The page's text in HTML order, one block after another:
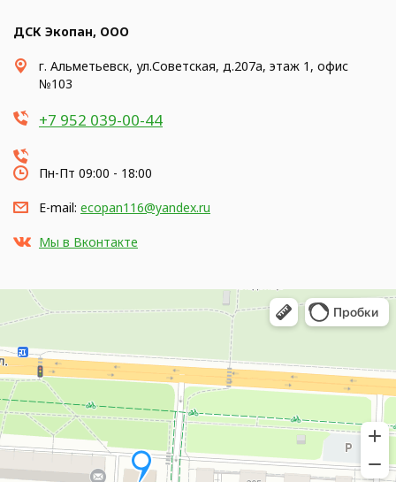
ДСК Экопан, ООО
г. Альметьевск, ул.Советская, д.207а, этаж 1, офис
№103
+7 952 039-00-44
Пн-Пт 09:00 - 18:00
E-mail: ecopan116@yandex.ru
Мы в Вконтакте